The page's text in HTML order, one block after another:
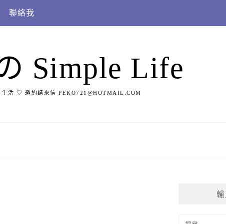
聯絡我
Simple Life
活 ♡ 邀約請來信 PEKO721@HOTMAIL.COM